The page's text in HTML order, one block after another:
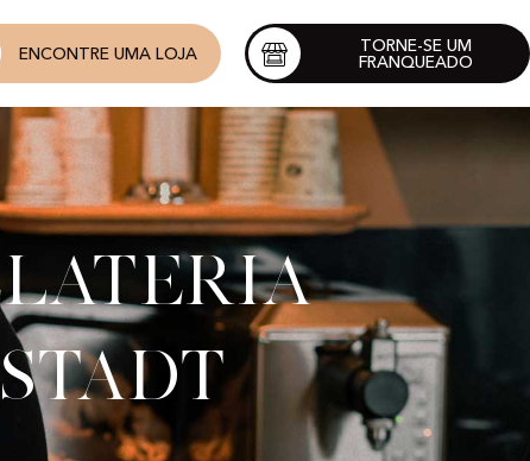
ENCONTRE UMA LOJA
TORNE-SE UM
FRANQUEADO